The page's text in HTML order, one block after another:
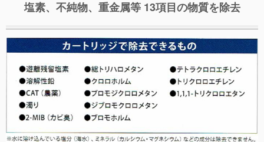
塩素、不純物、重金属等 13項目の物質を除去